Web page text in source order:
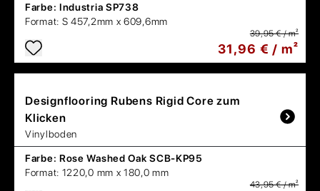
Farbe: Industria SP738
Format: S 457,2mm x 609,6mm
39,95 € / m²
31,96 € / m²
Designflooring Rubens Rigid Core zum
Klicken
Vinylboden
Farbe: Rose Washed Oak SCB-KP95
Format: 1220,0 mm x 180,0 mm
43,95 € / m²